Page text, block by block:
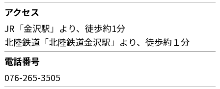
アクセス
JR「金沢駅」より、徒歩約1分
北陸鉄道「北陸鉄道金沢駅」より、徒歩約１分
電話番号
076-265-3505